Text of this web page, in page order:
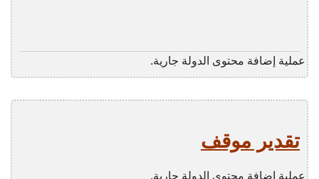
عملية إضافة محتوى الدولة جارية.
تقدير موقف
عملية إضافة محتوى الدولة جارية.